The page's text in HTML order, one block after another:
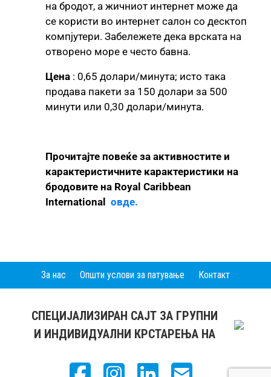
на бродот, а жичниот интернет може да
се користи во интернет салон со десктоп
компјутери. Забележете дека врската на
отворено море е често бавна.
Цена : 0,65 долари/минута; исто така
продава пакети за 150 долари за 500
минути или 0,30 долари/минута.
Прочитајте повеќе за активностите и
карактеристичните карактеристики на
бродовите на Royal Caribbean
International овде.
За нас Општи услови за патување Контакт
СПЕЦИЈАЛИЗИРАН САЈТ ЗА ГРУПНИ
И ИНДИВИДУАЛНИ КРСТАРЕЊА НА